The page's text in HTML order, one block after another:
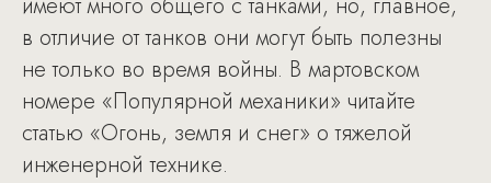
в отличие от танков они могут быть полезны
не только во время войны. В мартовском
номере «Популярной механики» читайте
статью «Огонь, земля и снег» о тяжелой
инженерной технике.